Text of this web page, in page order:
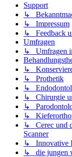
Support
↳
↳ Impressum
↳ Feedback
Umfragen
↳ Umfragen
↳
↳ Prothetik
↳
↳ Chirurgie
↳
↳
↳ Cerec und
Scanner
↳ Innovative
↳ die jungen